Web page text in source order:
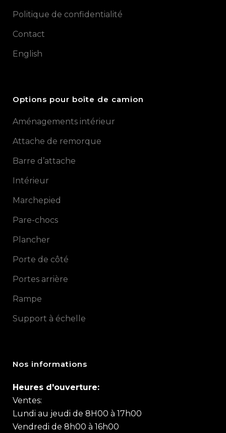
Politique de confidentialité
Contact
English
Options pour boîte de camion
Aménagements intérieur
Attache de remorque
Barre d’attache
Intérieur
Marchepied
Pare-chocs
Plancher
Porte de côté
Portes arrière
Rampe
Support à échelle
Nos informations
Heures d'ouverture:
Ventes:
Lundi au jeudi de 8H00 à 17h00
Vendredi de 8h00 à 16h00